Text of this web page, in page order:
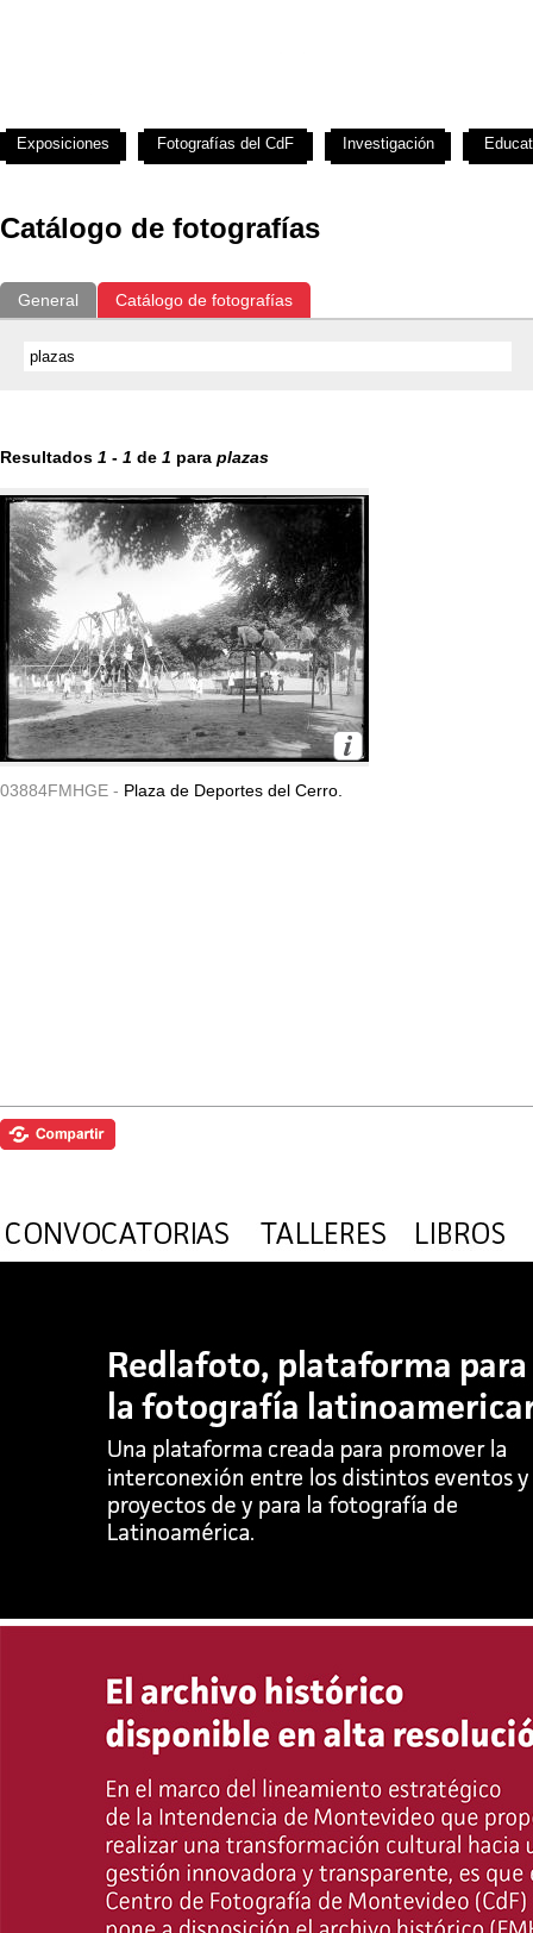
Catálogo de fotografías
General Catálogo de fotografías
Resultados 1 - 1 de 1 para plazas
03884FMHGE - Plaza de Deportes del Cerro.
Exposiciones Fotografías del CdF Investigación